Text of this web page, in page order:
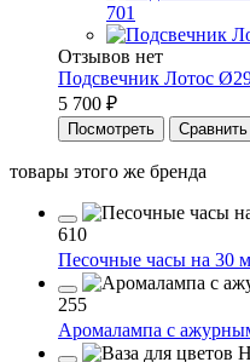
701
Отзывов нет
Подсвечник Лотос
5 700 ₽
Посмотреть Сравнить
товары этого же бренда
610
Песочные часы на 30
255
Аромалампа c